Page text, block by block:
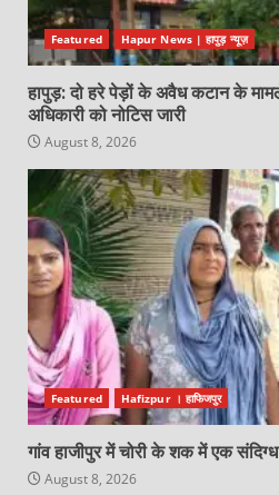
Featured Hapur News | हापुड़ न्यूज़
हापुड़: दो हरे पेड़ों के अवैध कटान के
अधिकारी को नोटिस जारी
August 8, 2026
Featured Hafizpur । हाफिजपुर
गांव हाजीपुर में चोरी के शक में एक
August 8, 2026